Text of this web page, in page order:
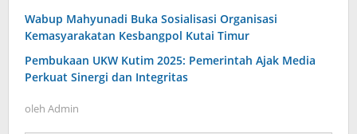
Wabup Mahyunadi Buka Sosialisasi Organisasi
Kemasyarakatan Kesbangpol Kutai Timur
Pembukaan UKW Kutim 2025: Pemerintah Ajak Media
Perkuat Sinergi dan Integritas
oleh Admin